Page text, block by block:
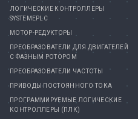
ЛОГИЧЕСКИЕ КОНТРОЛЛЕРЫ
SYSTEMEPLC
МОТОР-РЕДУКТОРЫ
ПРЕОБРАЗОВАТЕЛИ ДЛЯ ДВИГАТЕЛЕЙ
С ФАЗНЫМ РОТОРОМ
ПРЕОБРАЗОВАТЕЛИ ЧАСТОТЫ
ПРИВОДЫ ПОСТОЯННОГО ТОКА
ПРОГРАММИРУЕМЫЕ ЛОГИЧЕСКИЕ
КОНТРОЛЛЕРЫ (ПЛК)